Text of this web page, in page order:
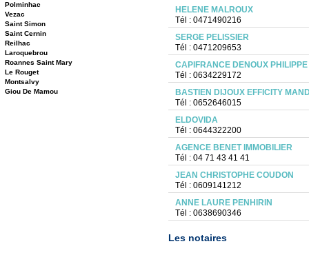
Polminhac
Vezac
Saint Simon
Saint Cernin
Reilhac
Laroquebrou
Roannes Saint Mary
Le Rouget
Montsalvy
Giou De Mamou
HELENE MALROUX
Tél : 0471490216
SERGE PELISSIER
Tél : 0471209653
CAPIFRANCE DENOUX
Tél : 0634229172
BASTIEN DIJOUX EFFICITY
Tél : 0652646015
ELDOVIDA
Tél : 0644322200
AGENCE BENET IMMOBILIER
Tél : 04 71 43 41 41
JEAN CHRISTOPHE COUDON
Tél : 0609141212
ANNE LAURE PENHIRIN
Tél : 0638690346
Les notaires